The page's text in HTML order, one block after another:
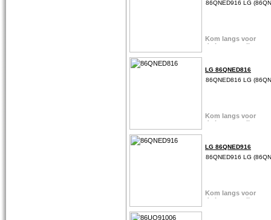
86QNED916 LG
LG 86QNED816
86QNED816 LG
LG 86QNED916
86QNED916 LG